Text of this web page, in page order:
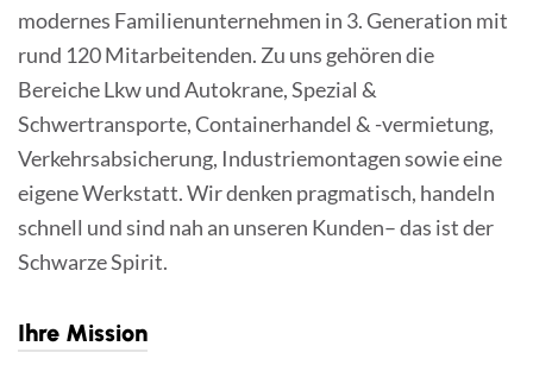
modernes Familienunternehmen in 3. Generation mit
rund 120 Mitarbeitenden. Zu uns gehören die
Bereiche Lkw und Autokrane, Spezial &
Schwertransporte, Containerhandel & -vermietung,
Verkehrsabsicherung, Industriemontagen sowie eine
eigene Werkstatt. Wir denken pragmatisch, handeln
schnell und sind nah an unseren Kunden– das ist der
Schwarze Spirit.
Ihre Mission